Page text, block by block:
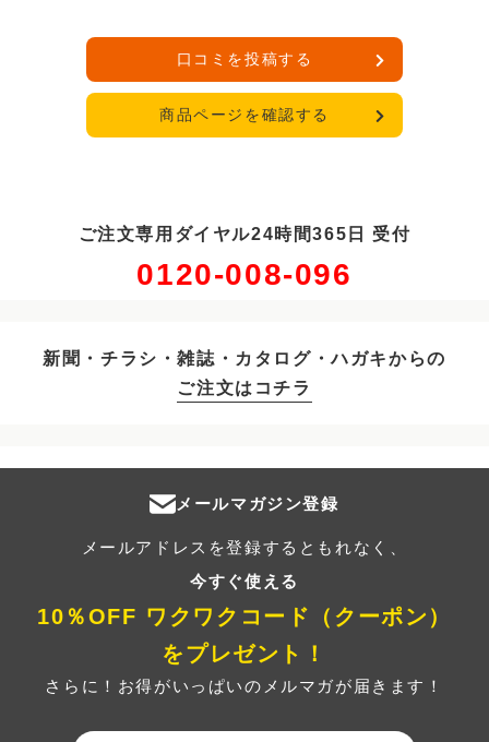
口コミを投稿する
商品ページを確認する
ご注文専用ダイヤル24時間365日 受付
0120-008-096
新聞・チラシ・雑誌・カタログ・ハガキからの
ご注文はコチラ
メールマガジン登録
メールアドレスを登録するともれなく、
今すぐ使える
10％OFF ワクワクコード（クーポン）
をプレゼント！
さらに！お得がいっぱいのメルマガが届きます！